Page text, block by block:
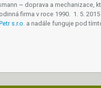
~ doprava a mechanizace,
firma v roce 1990. 1. 5.
s.r.o . a nadále funguje pod